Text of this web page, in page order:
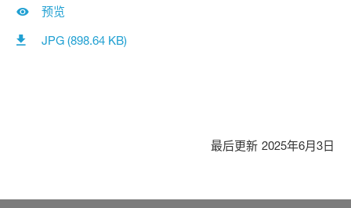
预览
JPG (898.64 KB)
最后更新 2025年6月3日